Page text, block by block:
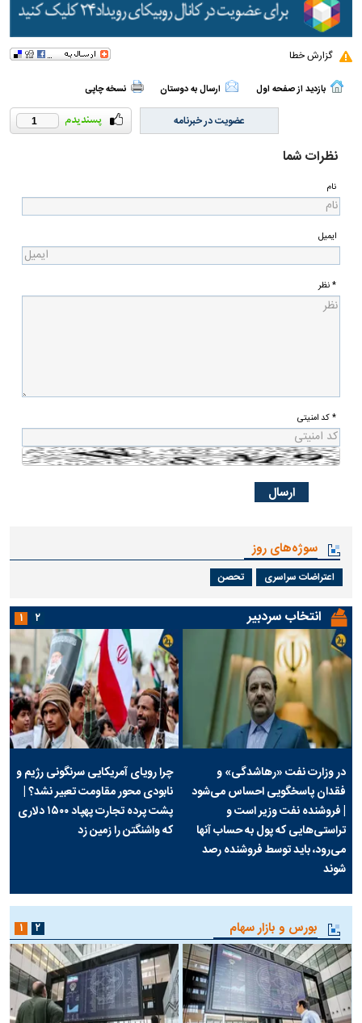
گزارش خطا
بازدید از صفحه اول ارسال به دوستان نسخه چاپی
1 عضویت در خبرنامه
نظرات شما
نام
ایمیل
* نظر
* کد امنیتی
سوژه‌های روز
اعتراضات سراسری تحصن
انتخاب سردبیر
در وزارت نفت «رهاشدگی» و
فقدان پاسخگویی احساس می‌شود
| فروشنده نفت وزیر است و
تراستی‌هایی که پول به حساب آنها
می‌رود، باید توسط فروشنده رصد
شوند
چرا رویای آمریکایی سرنگونی رژیم و
نابودی محور مقاومت تعبیر نشد؟ |
پشت پرده تجارت پهپاد‌ ۱۵۰۰ دلاری
که واشنگتن را زمین زد
۱ ۲
بورس و بازار سهام ۱ ۲